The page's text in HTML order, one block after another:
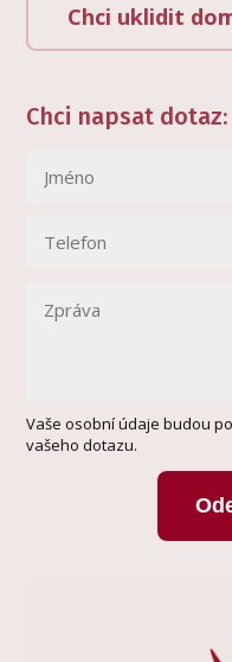
Chci uklidit
Chci napsat dotaz:
Vaše osobní údaje budou
vašeho dotazu.